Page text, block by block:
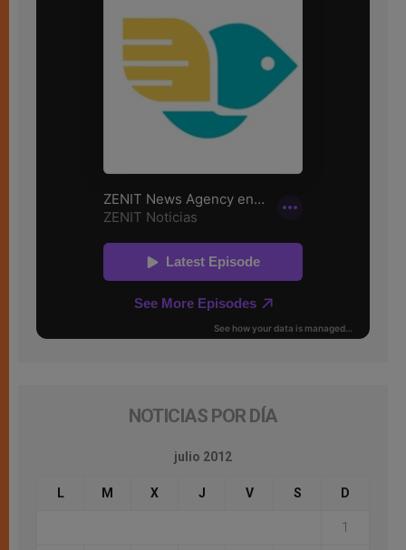
NOTICIAS POR DÍA
julio 2012
L M X J V S D
1